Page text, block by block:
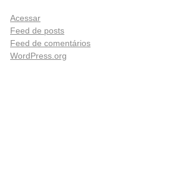
Acessar
Feed de posts
Feed de comentários
WordPress.org